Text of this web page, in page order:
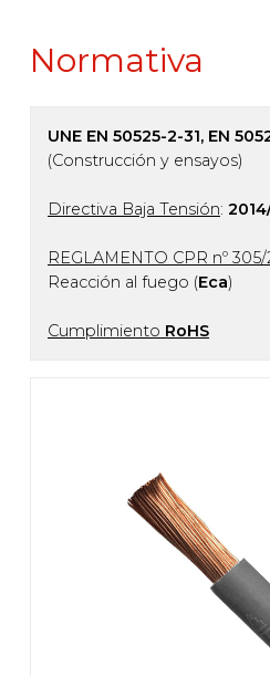
Normativa
UNE EN 50525-2-31, EN
(Construcción y ensayos)
Directiva Baja Tensión:
REGLAMENTO CPR nº 305/
Reacción al fuego (Eca)
Cumplimiento RoHS